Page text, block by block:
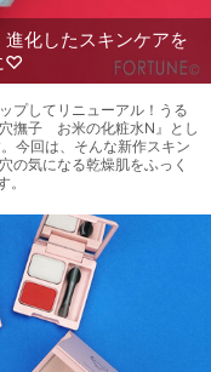
化したスキンケアを
♡
プしてリニューアル！うる
撫子 お米の化粧水N』とし
今回は、そんな新作スキン
の気になる乾燥肌をふっく